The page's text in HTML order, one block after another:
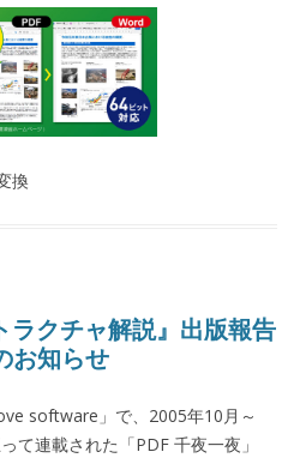
換
ラクチャ解説』出版報告
お知らせ
software」で、2005年10月～
て連載された「PDF 千夜一夜」